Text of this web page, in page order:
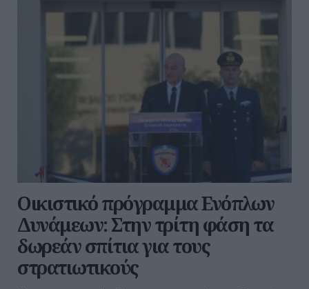
Οικιστικό πρόγραμμα Ενόπλων
Δυνάμεων: Στην τρίτη φάση τα
δωρεάν σπίτια για τους
στρατιωτικούς